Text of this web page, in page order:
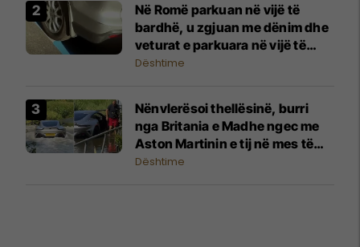
Në Romë parkuan në vijë të
bardhë, u zgjuan me dënim dhe
veturat e parkuara në vijë të
kaltër
Dështime
Nënvlerësoi thellësinë, burri
nga Britania e Madhe ngec me
Aston Martinin e tij në mes të
rrugës së mbushur me ujë
Dështime